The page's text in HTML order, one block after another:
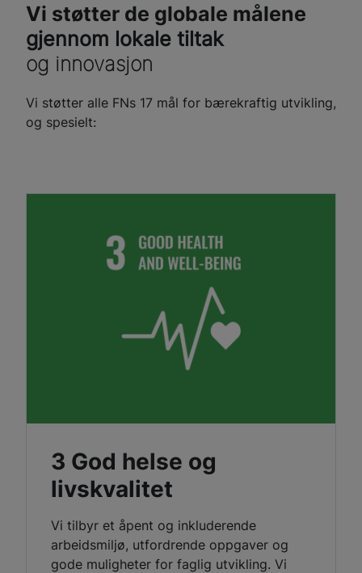
Vi støtter de globale målene
gjennom lokale tiltak
og innovasjon
Vi støtter alle FNs 17 mål for bærekraftig utvikling,
og spesielt:
3 God helse og
livskvalitet
Vi tilbyr et åpent og inkluderende
arbeidsmiljø, utfordrende oppgaver og
gode muligheter for faglig utvikling. Vi